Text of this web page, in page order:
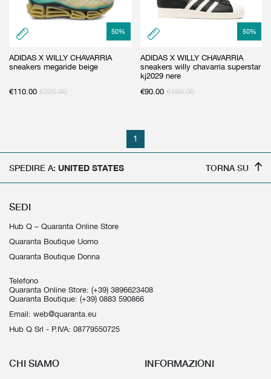
50%
ADIDAS X WILLY CHAVARRIA
sneakers megaride beige
€110.00 €220.00
50%
ADIDAS X WILLY CHAVARRIA
sneakers willy chavarria superstar
kj2029 nere
€90.00 €180.00
1
SPEDIRE A: UNITED STATES TORNA SU
SEDI
Hub Q – Quaranta Online Store
Quaranta Boutique Uomo
Quaranta Boutique Donna
Telefono
Quaranta Online Store: (+39) 3896623408
Quaranta Boutique: (+39) 0883 590866
Email: web@quaranta.eu
Hub Q Srl - P.IVA: 08779550725
CHI SIAMO INFORMAZIONI